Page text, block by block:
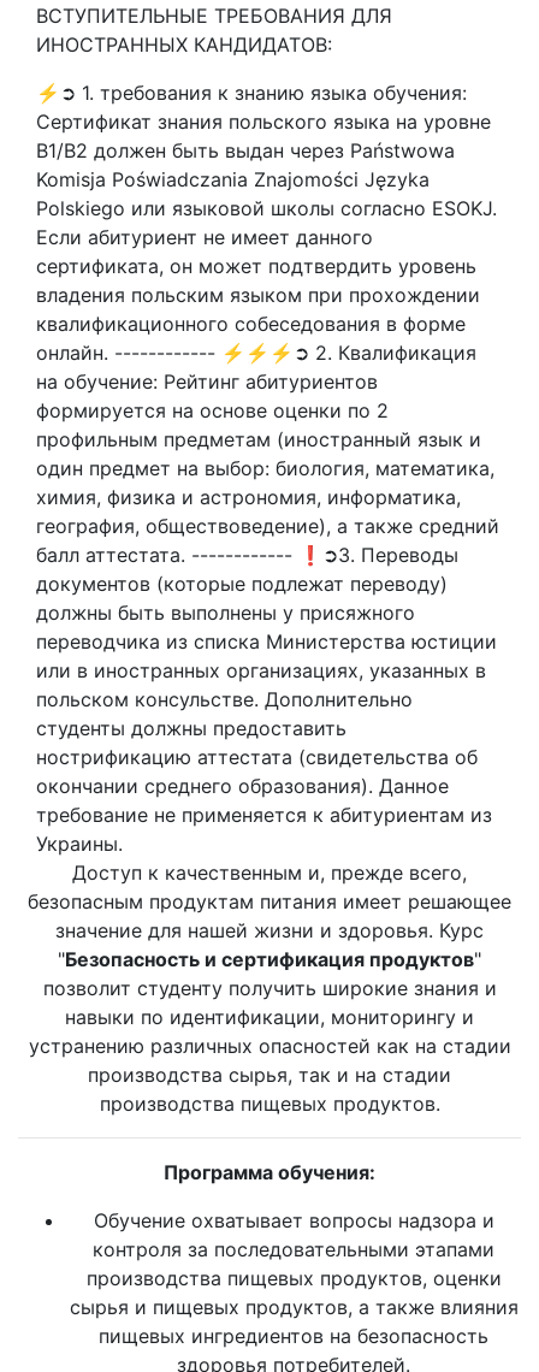
ВСТУПИТЕЛЬНЫЕ ТРЕБОВАНИЯ ДЛЯ
ИНОСТРАННЫХ КАНДИДАТОВ:
⚡➲ 1. требования к знанию языка обучения:
Сертификат знания польского языка на уровне
В1/В2 должен быть выдан через Państwowa
Komisja Poświadczania Znajomości Języka
Polskiego или языковой школы согласно ESOKJ.
Если абитуриент не имеет данного
сертификата, он может подтвердить уровень
владения польским языком при прохождении
квалификационного собеседования в форме
онлайн. ------------ ⚡⚡⚡➲ 2. Квалификация
на обучение: Рейтинг абитуриентов
формируется на основе оценки по 2
профильным предметам (иностранный язык и
один предмет на выбор: биология, математика,
химия, физика и астрономия, информатика,
география, обществоведение), а также средний
балл аттестата. ------------ ❗➲3. Переводы
документов (которые подлежат переводу)
должны быть выполнены у присяжного
переводчика из списка Министерства юстиции
или в иностранных организациях, указанных в
польском консульстве. Дополнительно
студенты должны предоставить
нострификацию аттестата (свидетельства об
окончании среднего образования). Данное
требование не применяется к абитуриентам из
Украины.
Доступ к качественным и, прежде всего,
безопасным продуктам питания имеет решающее
значение для нашей жизни и здоровья. Курс
"Безопасность и сертификация продуктов"
позволит студенту получить широкие знания и
навыки по идентификации, мониторингу и
устранению различных опасностей как на стадии
производства сырья, так и на стадии
производства пищевых продуктов.
Программа обучения:
Обучение охватывает вопросы надзора и
контроля за последовательными этапами
производства пищевых продуктов, оценки
сырья и пищевых продуктов, а также влияния
пищевых ингредиентов на безопасность
здоровья потребителей.